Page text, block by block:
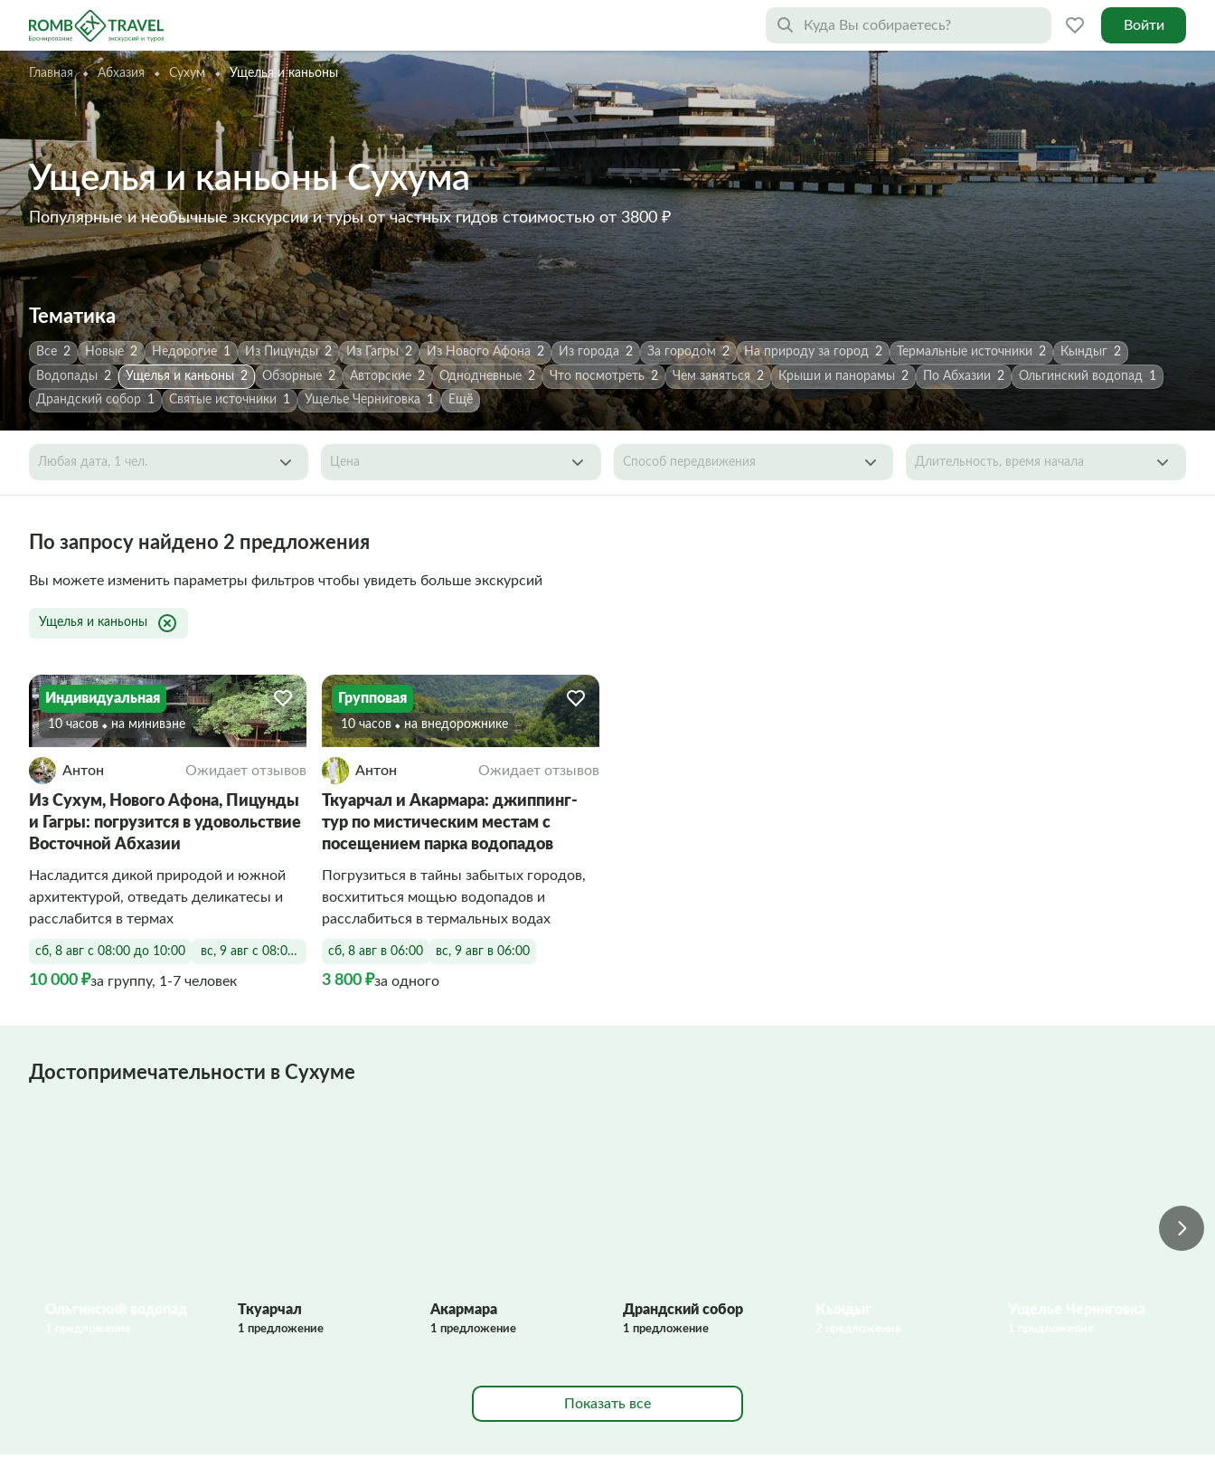
Войти
Главная Абхазия Сухум Ущелья и каньоны
Ущелья и каньоны Сухума
Популярные и необычные экскурсии и туры от частных гидовстоимостью от 3800 ₽
Тематика
Все 2 Новые 2 Недорогие 1 Из Пицунды 2 Из Гагры 2 Из Нового Афона 2 Из города 2 За городом 2 На природу за город 2 Термальные источники 2 Кындыг 2
Водопады
2 Ущелья и каньоны 2 Обзорные 2 Авторские 2 Однодневные 2 Что посмотреть 2 Чем заняться 2 Крыши и панорамы 2 По Абхазии 2 Ольгинский водопад
1
Драндский собор 1 Святые источники 1 Ущелье Черниговка 1 Ещё
Любая дата, 1 чел. Цена Способ передвижения Длительность, время начала
По запросу найдено 2 предложения
Вы можете изменить параметры фильтров чтобы увидеть больше экскурсий
Ущелья и каньоны
Индивидуальная
10 часов На минивэне
Антон Ожидает отзывов
Из Сухум, Нового Афона, Пицунды
и Гагры: погрузится в удовольствие
Восточной Абхазии
Насладится дикой природой и южной
архитектурой, отведать деликатесы и
расслабится в термах
сб, 8 авг с 08:00 до 10:00 вс, 9 авг с 08:00 до 10:00
10 000 ₽за группу, 1-7 человек
Групповая
10 часов На внедорожнике
Антон Ожидает отзывов
Ткуарчал и Акармара: джиппинг-
тур по мистическим местам с
посещением парка водопадов
Погрузиться в тайны забытых городов,
восхититься мощью водопадов и
расслабиться в термальных водах
сб, 8 авг в 06:00 вс, 9 авг в 06:00
3 800 ₽за одного
Достопримечательности в Сухуме
Ткуарчал
1 предложение
Акармара
1 предложение
Драндский собор
1 предложение
Показать все